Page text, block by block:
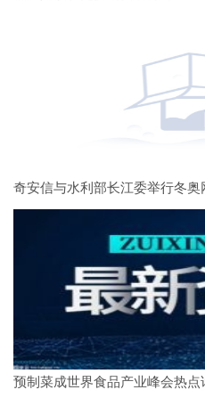
奇安信与水利部长江委举行冬